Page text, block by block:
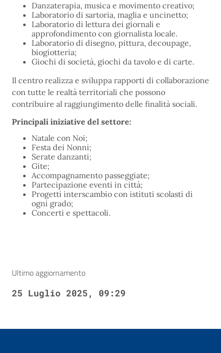
Danzaterapia, musica e movimento creativo;
Laboratorio di sartoria, maglia e uncinetto;
Laboratorio di lettura dei giornali e
approfondimento con giornalista locale.
Laboratorio di disegno, pittura, decoupage,
biogiotteria;
Giochi di società, giochi da tavolo e di carte.
Il centro realizza e sviluppa rapporti di collaborazione
con tutte le realtà territoriali che possono
contribuire al raggiungimento delle finalità sociali.
Principali iniziative del settore:
Natale con Noi;
Festa dei Nonni;
Serate danzanti;
Gite;
Accompagnamento passeggiate;
Partecipazione eventi in città;
Progetti interscambio con istituti scolasti di
ogni grado;
Concerti e spettacoli.
Ultimo aggiornamento
25 Luglio 2025, 09:29